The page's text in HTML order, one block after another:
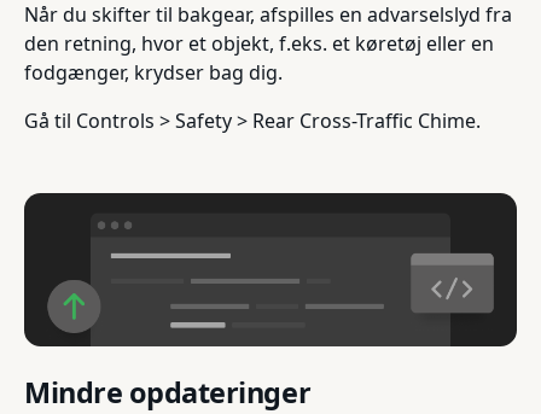
Når du skifter til bakgear, afspilles en advarselslyd fra
den retning, hvor et objekt, f.eks. et køretøj eller en
fodgænger, krydser bag dig.
Gå til Controls > Safety > Rear Cross-Traffic Chime.
Mindre opdateringer